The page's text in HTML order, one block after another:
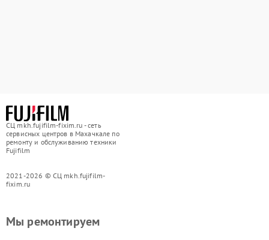
СЦ mkh.fujifilm-fixim.ru - сеть
сервисных центров в Махачкале по
ремонту и обслуживанию техники
Fujifilm
2021-2026 © СЦ mkh.fujifilm-
fixim.ru
Мы ремонтируем